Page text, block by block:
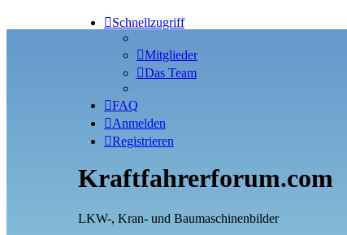
Schnellzugriff
Mitglieder
Das Team
FAQ
Anmelden
Registrieren
Kraftfahrerforum.com
LKW-, Kran- und Baumaschinenbilder